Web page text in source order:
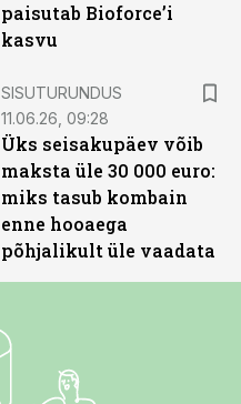
paisutab Bioforce’i
kasvu
SISUTURUNDUS
11.06.26, 09:28
Üks seisakupäev võib
maksta üle 30 000 euro:
miks tasub kombain
enne hooaega
põhjalikult üle vaadata